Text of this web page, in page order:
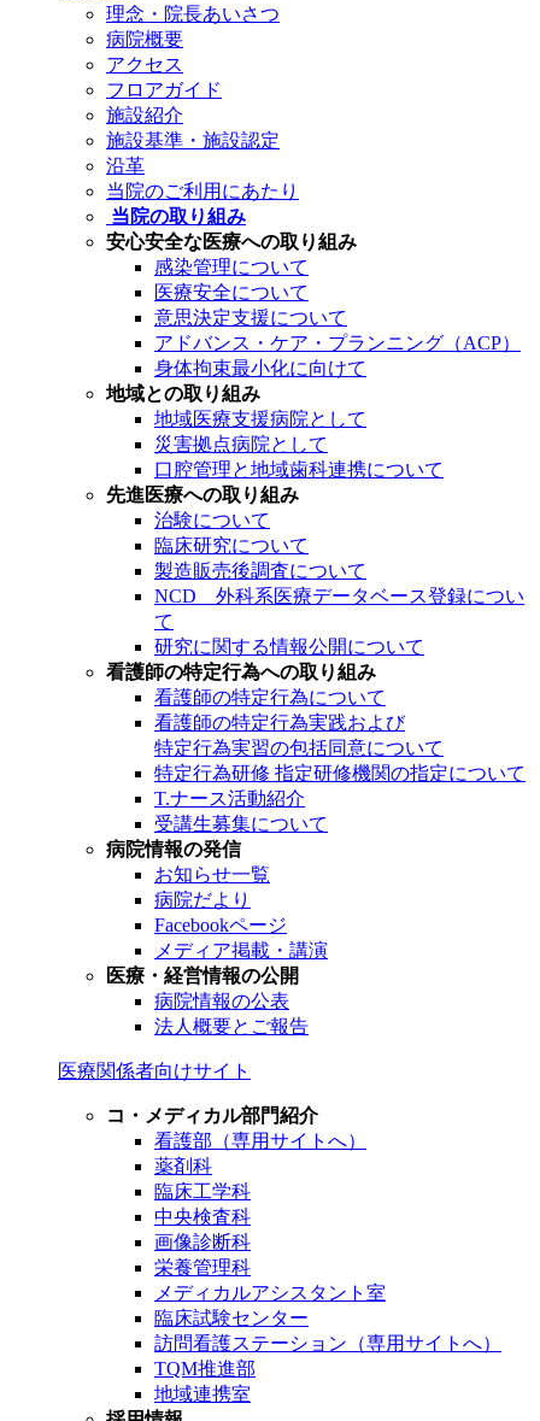
理念・院長あいさつ
病院概要
アクセス
フロアガイド
施設紹介
施設基準・施設認定
沿革
当院のご利用にあたり
当院の取り組み
安心安全な医療への取り組み
感染管理について
医療安全について
意思決定支援について
アドバンス・ケア・プランニング（ACP）
身体拘束最小化に向けて
地域との取り組み
地域医療支援病院として
災害拠点病院として
口腔管理と地域歯科連携について
先進医療への取り組み
治験について
臨床研究について
製造販売後調査について
NCD 外科系医療データベース登録につい
て
研究に関する情報公開について
看護師の特定行為への取り組み
看護師の特定行為について
看護師の特定行為実践および
特定行為実習の包括同意について
特定行為研修 指定研修機関の指定について
T.ナース活動紹介
受講生募集について
病院情報の発信
お知らせ一覧
病院だより
Facebookページ
メディア掲載・講演
医療・経営情報の公開
病院情報の公表
法人概要とご報告
医療関係者向けサイト
コ・メディカル部門紹介
看護部（専用サイトへ）
薬剤科
臨床工学科
中央検査科
画像診断科
栄養管理科
メディカルアシスタント室
臨床試験センター
訪問看護ステーション（専用サイトへ）
TQM推進部
地域連携室